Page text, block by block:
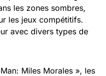
les zones sombres,
les jeux compétitifs.
avec divers types de
Miles Morales », les